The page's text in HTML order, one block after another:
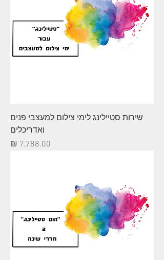
שירות סטיילינג לימי צילום למעצבי פנים
ואדריכלים
מחיר